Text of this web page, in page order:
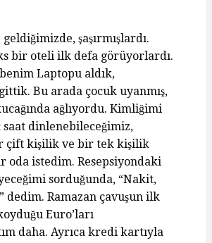
şaşırmışlardı.
bir oteli ilk defa görüyorlardı.
Laptopu aldık,
Bu arada çocuk uyanmış,
ağlıyordu. Kimliğimi
dinlenebileceğimiz,
çift kişilik ve bir tek kişilik
oda istedim. Resepsiyondaki
sorduğunda, “Nakit,
dedim. Ramazan çavuşun ilk
Euro’ları
daha. Ayrıca kredi kartıyla